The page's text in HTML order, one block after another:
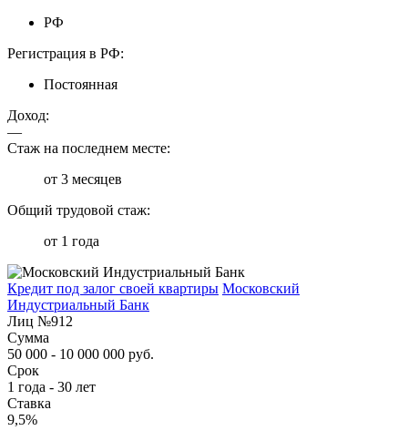
РФ
Регистрация в РФ:
Постоянная
Доход:
—
Стаж на последнем месте:
от 3 месяцев
Общий трудовой стаж:
от 1 года
Кредит под залог своей квартиры Московский
Индустриальный Банк
Лиц №912
Сумма
50 000 - 10 000 000 руб.
Срок
1 года - 30 лет
Ставка
9,5%